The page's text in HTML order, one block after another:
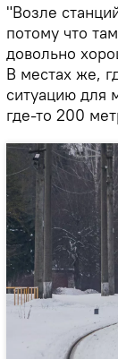
"Возле
потому что
довольно
В местах же,
ситуацию для
где-то 200